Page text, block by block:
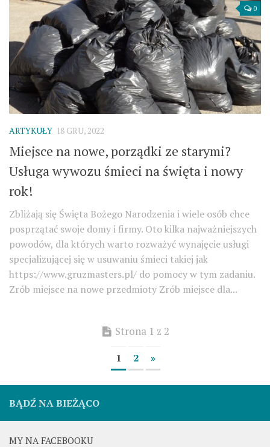
0
ARTYKUŁY 18 GRU, 2022
Miejsce na nowe, porządki ze starymi?
Usługa wywozu śmieci na święta i nowy
rok!
Zbliżają się Święta Bożego Narodzenia i wiele osób chce
posprzątać swoje domy i firmy. Oto kilka najważniejszych
powodów, dla których warto rozważyć wynajęcie usługi
specjalizującej się w usuwaniu śmieci takiej jak
https://www.gruzmasters.pl/ do pomocy w tym zadaniu.
Zrób miejsce na nowe przedmioty Zrób miejsce dla...
Strona 1 z 2
1 2 »
BĄDŹ NA BIEŻĄCO
MY NA FACEBOOKU